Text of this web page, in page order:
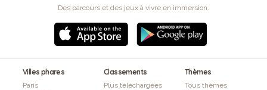
Des parcours et des jeux à vivre en immersion.
Villes phares
Paris
Classements
Plus téléchargées
Thèmes
Tous thèmes